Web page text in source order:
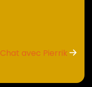
Chat avec Pierrik